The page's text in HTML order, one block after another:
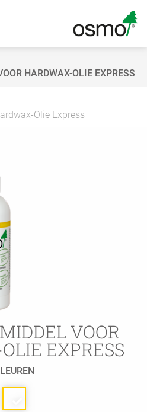
HARDWAX-OLIE EXPRESS
Olie Express
VOOR
EXPRESS